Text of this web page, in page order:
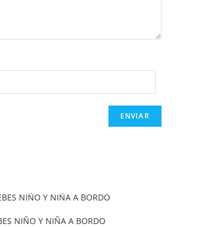
NIÑO Y NIÑA A BORDO